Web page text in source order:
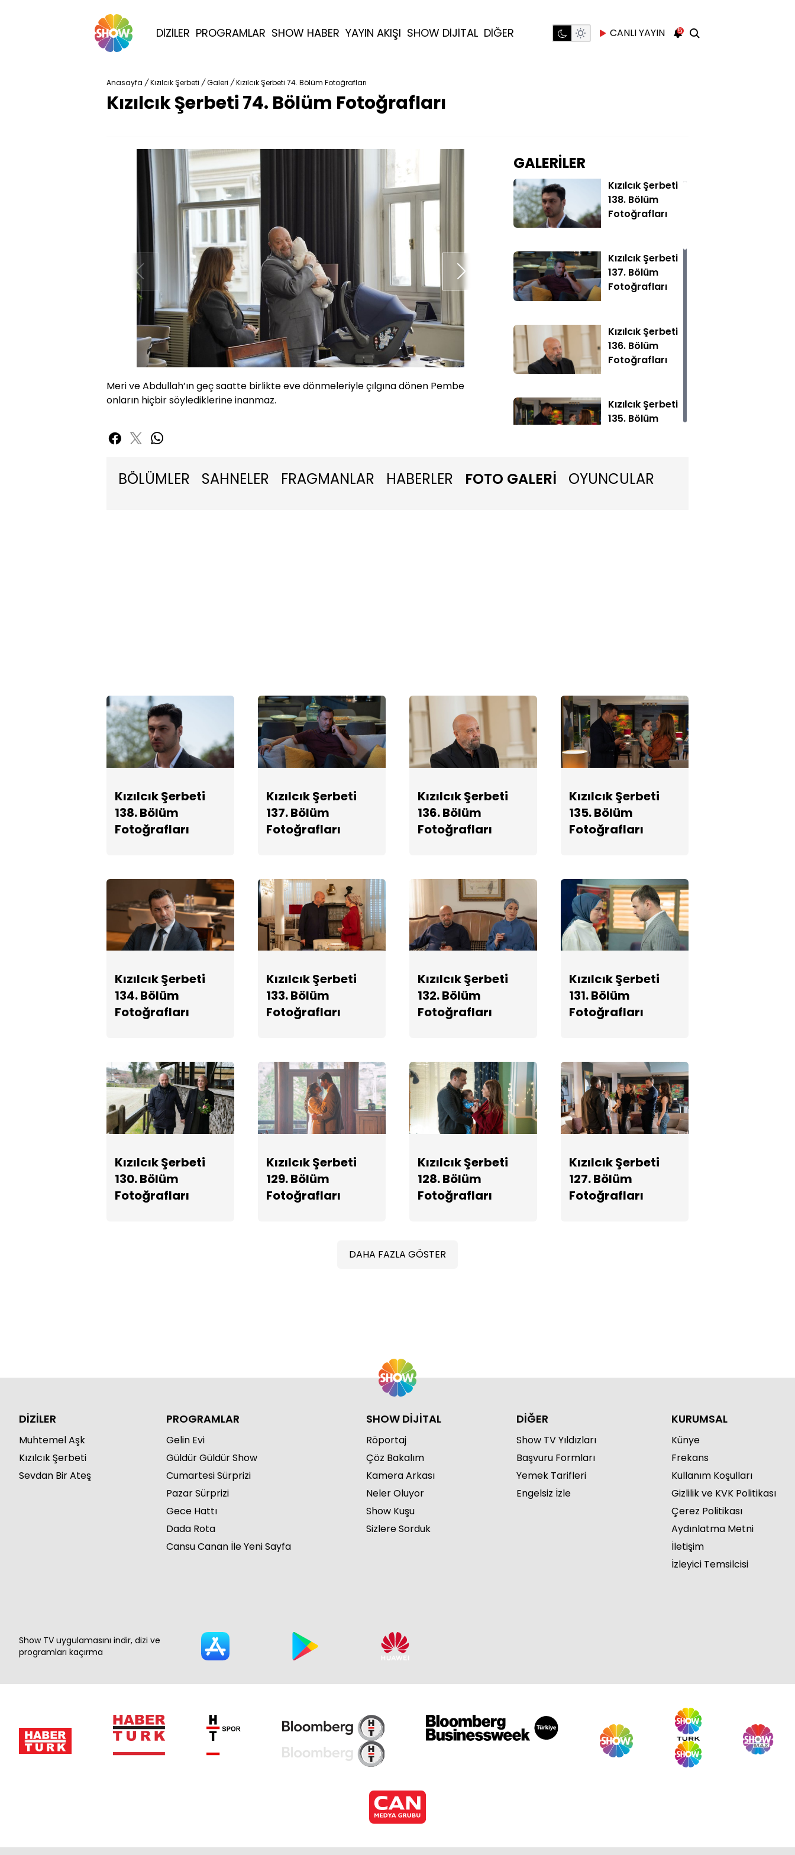
DİZİLER PROGRAMLAR SHOW HABER YAYIN AKIŞI SHOW DİJİTAL DİĞER CANLI YAYIN 5
Anasayfa / Kızılcık Şerbeti / Galeri / Kızılcık Şerbeti 74. Bölüm Fotoğrafları
Kızılcık Şerbeti 74. Bölüm Fotoğrafları
Meri ve Abdullah’ın geç saatte birlikte eve dönmeleriyle çılgına dönen Pembe
onların hiçbir söylediklerine inanmaz.
artık.
GALERİLER
Kızılcık Şerbeti
138. Bölüm
Fotoğrafları
Kızılcık Şerbeti
137. Bölüm
Fotoğrafları
Kızılcık Şerbeti
136. Bölüm
Fotoğrafları
Kızılcık Şerbeti
135. Bölüm
Kızılcık Şerbeti
Kızılcık Şerbeti
131. Bölüm
Fotoğrafları
Kızılcık Şerbeti
Fotoğrafları
Kızılcık Şerbeti
128. Bölüm
Fotoğrafları
Kızılcık Şerbeti
127. Bölüm
Fotoğrafları
BÖLÜMLER SAHNELER FRAGMANLAR HABERLER FOTO GALERİ OYUNCULAR
Kızılcık Şerbeti
138. Bölüm
Fotoğrafları
Kızılcık Şerbeti
137. Bölüm
Fotoğrafları
Kızılcık Şerbeti
136. Bölüm
Fotoğrafları
Kızılcık Şerbeti
135. Bölüm
Fotoğrafları
Kızılcık Şerbeti
134. Bölüm
Fotoğrafları
Kızılcık Şerbeti
133. Bölüm
Fotoğrafları
Kızılcık Şerbeti
132. Bölüm
Fotoğrafları
Kızılcık Şerbeti
131. Bölüm
Fotoğrafları
Kızılcık Şerbeti
130. Bölüm
Fotoğrafları
Kızılcık Şerbeti
129. Bölüm
Fotoğrafları
Kızılcık Şerbeti
128. Bölüm
Fotoğrafları
Kızılcık Şerbeti
127. Bölüm
Fotoğrafları
DAHA FAZLA GÖSTER
DİZİLER
Muhtemel Aşk
Kızılcık Şerbeti
Sevdan Bir Ateş
PROGRAMLAR
Gelin Evi
Güldür Güldür Show
Cumartesi Sürprizi
Pazar Sürprizi
Gece Hattı
Dada Rota
Cansu Canan İle Yeni Sayfa
SHOW DİJİTAL
Röportaj
Çöz Bakalım
Kamera Arkası
Neler Oluyor
Show Kuşu
Sizlere Sorduk
DİĞER
Show TV Yıldızları
Başvuru Formları
Yemek Tarifleri
Engelsiz İzle
KURUMSAL
Künye
Frekans
Kullanım Koşulları
Gizlilik ve KVK Politikası
Çerez Politikası
Aydınlatma Metni
İletişim
İzleyici Temsilcisi
Show TV uygulamasını indir, dizi ve
programları kaçırma